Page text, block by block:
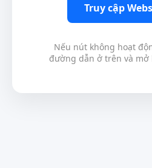
Truy cập
Nếu nút không hoạt
đường dẫn ở trên và